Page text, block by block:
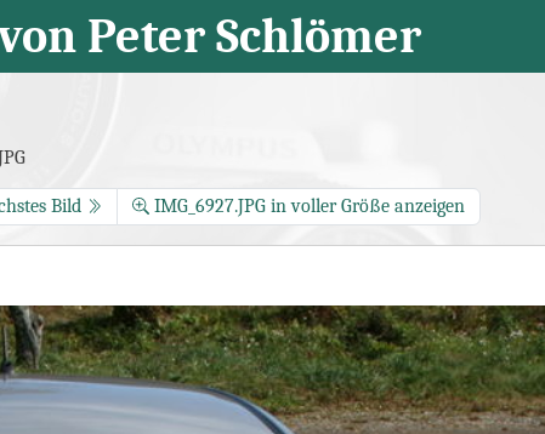
Peter Schlömer
Bild IMG_6927.JPG in voller Größe anzeigen